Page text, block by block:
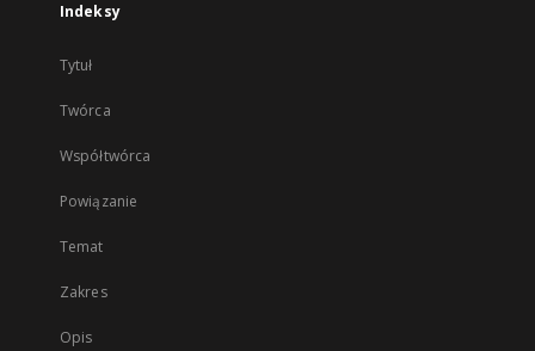
Indeksy
Tytuł
Twórca
Współtwórca
Powiązanie
Temat
Zakres
Opis